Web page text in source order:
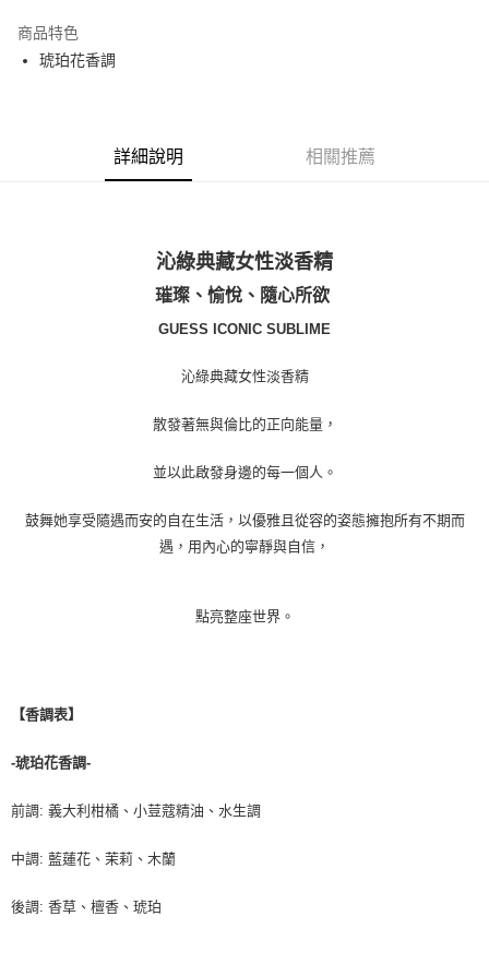
運送方式
付款後全家取貨
每筆NT$100，滿NT$1,000(含以上)免運費
每筆NT$80，滿NT$1,000(含以上)免運費
商品特色
琥珀花香調
詳細說明 相關推薦
沁綠典藏女性淡香精
璀璨、愉悅、隨心所欲
GUESS ICONIC SUBLIME
沁綠典藏女性淡香精
散發著無與倫比的正向能量，
並以此啟發身邊的每一個人。
鼓舞她享受隨遇而安的自在生活，以優雅且從容的姿態擁抱所有不期而
遇，用內心的寧靜與自信，
點亮整座世界。
【香調表】
-琥珀花香調-
前調: 義大利柑橘、小荳蔻精油、水生調
中調: 藍蓮花、茉莉、木蘭
後調: 香草、檀香、琥珀